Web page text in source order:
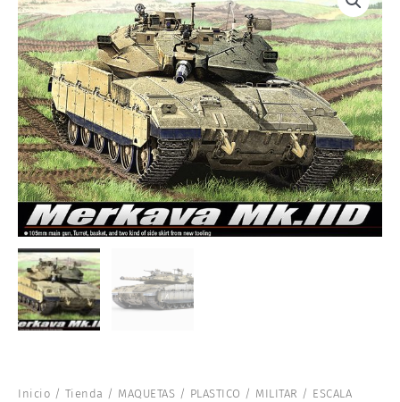
Inicio / Tienda / MAQUETAS / PLASTICO / MILITAR / ESCALA